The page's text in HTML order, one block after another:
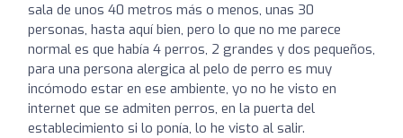
sala de unos 40 metros más o menos, unas 30
personas, hasta aquí bien, pero lo que no me parece
normal es que había 4 perros, 2 grandes y dos pequeños,
para una persona alergica al pelo de perro es muy
incómodo estar en ese ambiente, yo no he visto en
internet que se admiten perros, en la puerta del
establecimiento si lo ponía, lo he visto al salir.